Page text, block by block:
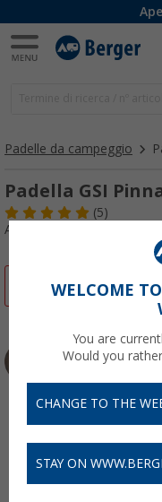
Padelle da campeggio
Padella GSI
(5)
Articolo n: 444980
-23%WELCOME
You are
Would you
CHANGE TO THE
STAY ON